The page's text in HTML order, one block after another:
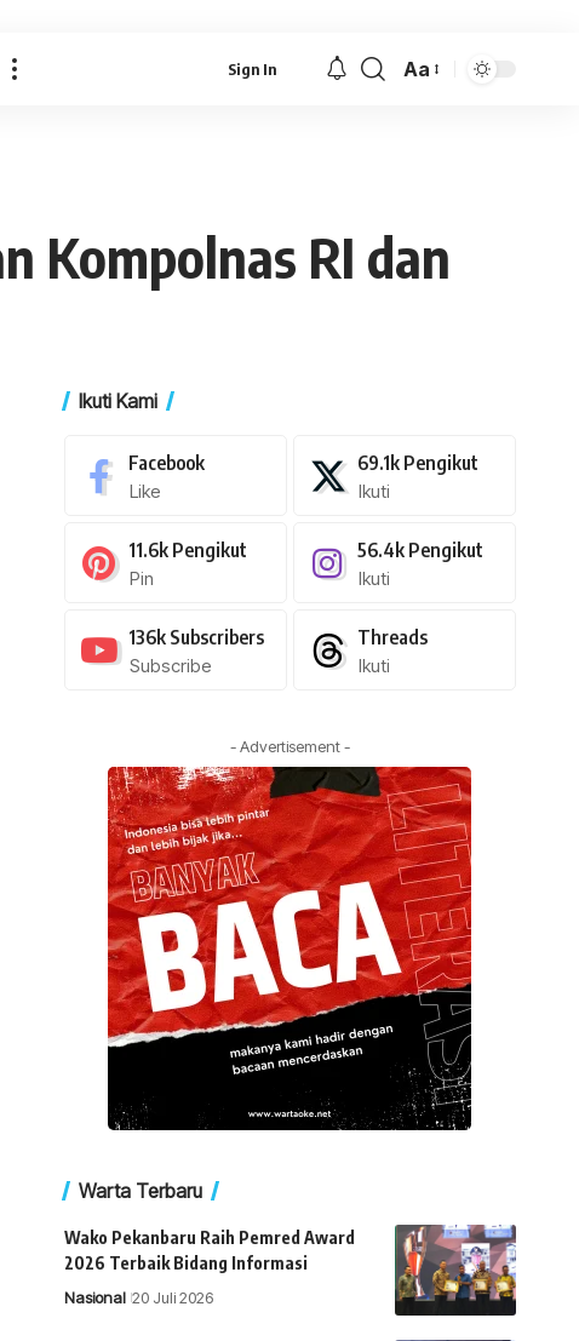
Sign In
Font
Aa
Kompolnas RI dan
Ikuti Kami
Facebook
Like
69.1k Pengikut
Ikuti
11.6k Pengikut
Pin
56.4k Pengikut
Ikuti
136k Subscribers
Subscribe
Threads
Ikuti
- Advertisement -
Warta Terbaru
Wako Pekanbaru Raih Pemred Award
2026 Terbaik Bidang Informasi
Nasional 20 Juli 2026